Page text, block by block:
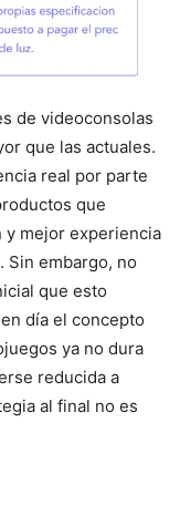
de videoconsolas
que las actuales.
real por parte
que
y mejor experiencia
Sin embargo, no
que esto
día el concepto
ya no dura
reducida a
al final no es